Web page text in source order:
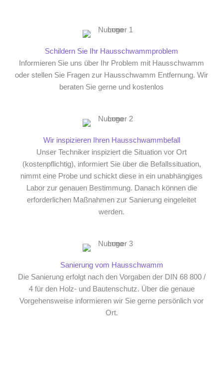
Schildern Sie Ihr Hausschwammproblem
Informieren Sie uns über Ihr Problem mit Hausschwamm
oder stellen Sie Fragen zur Hausschwamm Entfernung. Wir
beraten Sie gerne und kostenlos
Wir inspizieren Ihren Hausschwammbefall
Unser Techniker inspiziert die Situation vor Ort
(kostenpflichtig), informiert Sie über die Befallssituation,
nimmt eine Probe und schickt diese in ein unabhängiges
Labor zur genauen Bestimmung. Danach können die
erforderlichen Maßnahmen zur Sanierung eingeleitet
werden.
Sanierung vom Hausschwamm
Die Sanierung erfolgt nach den Vorgaben der DIN 68 800 /
4 für den Holz- und Bautenschutz. Über die genaue
Vorgehensweise informieren wir Sie gerne persönlich vor
Ort.